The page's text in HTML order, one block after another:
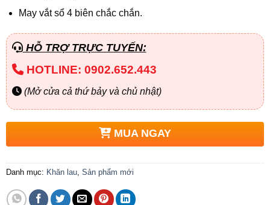
May vắt sổ 4 biên chắc chắn.
HỖ TRỢ TRỰC TUYẾN:
HOTLINE: 0902.652.443
(Mở cửa cả thứ bảy và chủ nhật)
MUA NGAY
Danh mục: Khăn lau, Sản phẩm mới